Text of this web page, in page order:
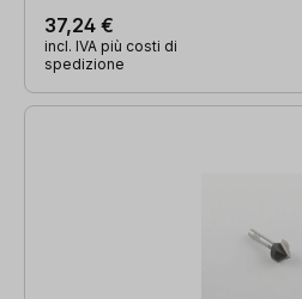
37,24 €
incl. IVA più costi di
spedizione